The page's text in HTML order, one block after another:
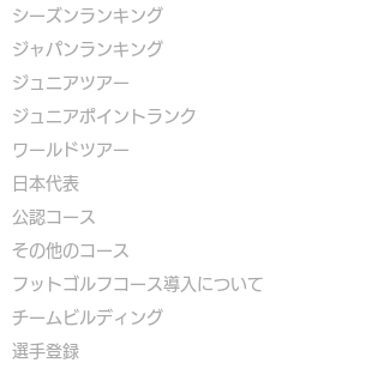
シーズンランキング
ジャパンランキング
ジュニアツアー
ジュニアポイントランク
​ワールドツアー
​​日本代表
公認コース
​その他のコース
​ フットゴルフコース導入について
​チームビルディング
選手登録​